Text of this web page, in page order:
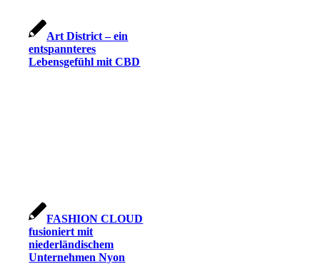
Art District – ein
entspannteres
Lebensgefühl mit CBD
FASHION CLOUD
fusioniert mit
niederländischem
Unternehmen Nyon